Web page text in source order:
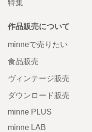
特集
作品販売について
minneで売りたい
食品販売
ヴィンテージ販売
ダウンロード販売
minne PLUS
minne LAB